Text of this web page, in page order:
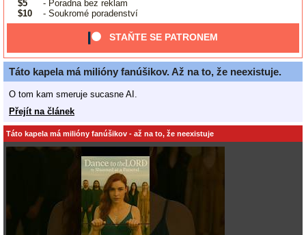
$5
- Poradna bez reklam
$10
- Soukromé poradenství
STAŇTE SE PATRONEM
Táto kapela má milióny fanúšikov. Až na to, že neexistuje.
O tom kam smeruje sucasne AI.
Přejít na článek
Táto kapela má milióny fanúšikov - až na to, že neexistuje